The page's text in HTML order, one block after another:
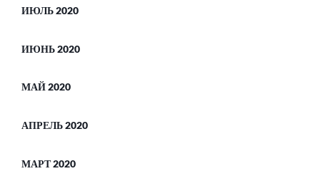
ИЮЛЬ 2020
ИЮНЬ 2020
МАЙ 2020
АПРЕЛЬ 2020
МАРТ 2020